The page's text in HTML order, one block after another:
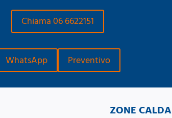
Chiama 06 6622151
WhatsApp Preventivo
ZONE